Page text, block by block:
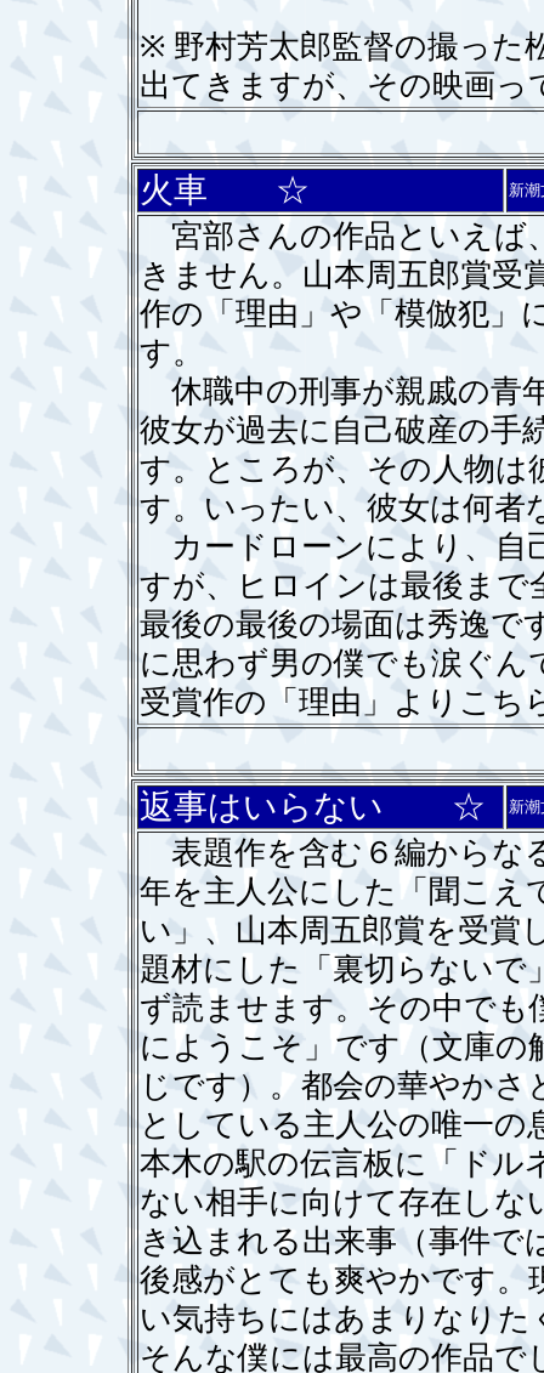
※ 野村芳太郎監督の撮った
出てきますが、その映画っ
火車 ☆ 新潮
宮部さんの作品といえば
きません。山本周五郎賞受
作の「理由」や「模倣犯」
す。
休職中の刑事が親戚の青
彼女が過去に自己破産の手
す。ところが、その人物は
す。いったい、彼女は何者
カードローンにより、自
すが、ヒロインは最後ま
最後の最後の場面は秀逸で
に思わず男の僕でも涙ぐ
受賞作の「理由」よりこち
返事はいらない ☆ 新潮
表題作を含む６編からな
年を主人公にした「聞こえ
い」、山本周五郎賞を受賞
題材にした「裏切らないで
ず読ませます。その中でも
にようこそ」です（文庫の
じです）。都会の華やか
としている主人公の唯一の
本木の駅の伝言板に「ドル
ない相手に向けて存在しな
き込まれる出来事（事件
後感がとても爽やかです。
い気持ちにはあまりなり
そんな僕には最高の作品で